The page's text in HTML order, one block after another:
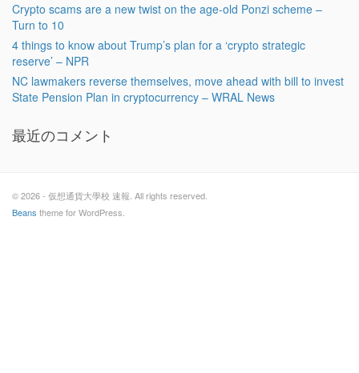
Crypto scams are a new twist on the age-old Ponzi scheme –
Turn to 10
4 things to know about Trump’s plan for a ‘crypto strategic
reserve’ – NPR
NC lawmakers reverse themselves, move ahead with bill to invest
State Pension Plan in cryptocurrency – WRAL News
最近のコメント
© 2026 - 仮想通貨大學校 速報. All rights reserved.
Beans theme for WordPress.